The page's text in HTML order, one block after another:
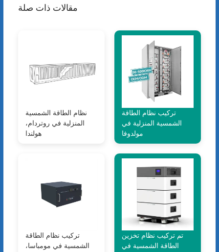
مقالات ذات صلة
نظام الطاقة الشمسية
المنزلية في روتردام،
هولندا
تركيب نظام الطاقة
الشمسية المنزلية في
مولدوفا
تركيب نظام الطاقة
الشمسية في مومباسا،
تم تركيب نظام تخزين
الطاقة الشمسية في